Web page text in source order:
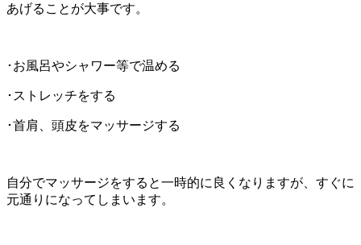
あげることが大事です。
･お風呂やシャワー等で温める
･ストレッチをする
･首肩、頭皮をマッサージする
自分でマッサージをすると一時的に良くなりますが、すぐに
元通りになってしまいます。